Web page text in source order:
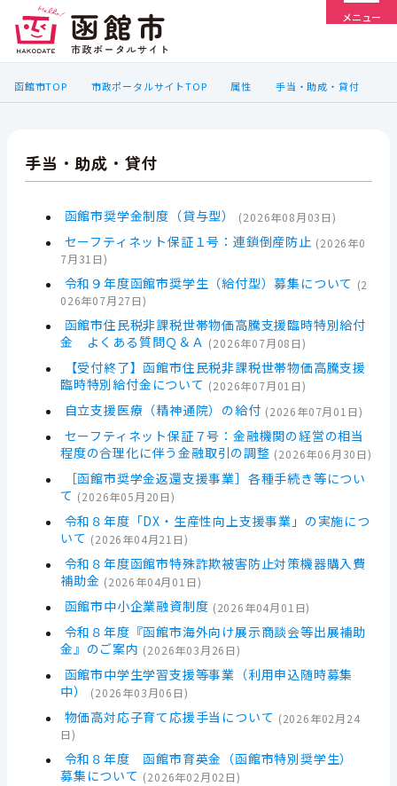
メニュー
函館市TOP 市政ポータルサイトTOP 属性 手当・助成・貸付
手当・助成・貸付
函館市奨学金制度（貸与型） (2026年08月03日)
セーフティネット保証１号：連鎖倒産防止 (2026年0
7月31日)
令和９年度函館市奨学生（給付型）募集について (2
026年07月27日)
函館市住民税非課税世帯物価高騰支援臨時特別給付
金 よくある質問Ｑ＆Ａ (2026年07月08日)
【受付終了】函館市住民税非課税世帯物価高騰支援
臨時特別給付金について (2026年07月01日)
自立支援医療（精神通院）の給付 (2026年07月01日)
セーフティネット保証７号：金融機関の経営の相当
程度の合理化に伴う金融取引の調整 (2026年06月30日)
［函館市奨学金返還支援事業］各種手続き等につい
て (2026年05月20日)
令和８年度「DX・生産性向上支援事業」の実施につ
いて (2026年04月21日)
令和８年度函館市特殊詐欺被害防止対策機器購入費
補助金 (2026年04月01日)
函館市中小企業融資制度 (2026年04月01日)
令和８年度『函館市海外向け展示商談会等出展補助
金』のご案内 (2026年03月26日)
函館市中学生学習支援等事業（利用申込随時募集
中）
(2026年03月06日)
物価高対応子育て応援手当について (2026年02月24
日)
令和８年度 函館市育英金（函館市特別奨学生）
募集について (2026年02月02日)